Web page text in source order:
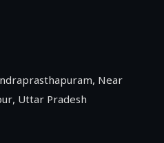
का लक, डेवलपमेंट का
Near
Uttar Pradesh